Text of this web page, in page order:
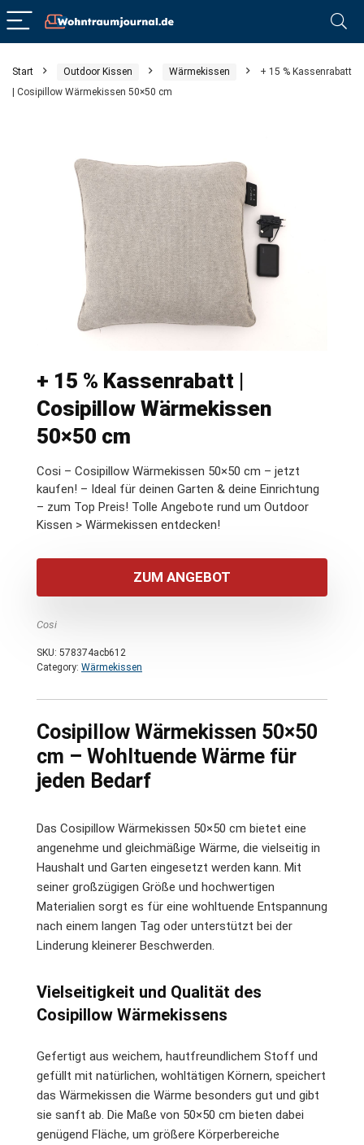
Start Outdoor Kissen Wärmekissen
+ 15 % Kassenrabatt
| Cosipillow Wärmekissen 50×50 cm
+ 15 % Kassenrabatt |
Cosipillow Wärmekissen
50×50 cm
Cosi – Cosipillow Wärmekissen 50×50 cm – jetzt
kaufen! – Ideal für deinen Garten & deine Einrichtung
– zum Top Preis! Tolle Angebote rund um Outdoor
Kissen > Wärmekissen entdecken!
ZUM ANGEBOT
Cosi
SKU: 578374acb612
Category: Wärmekissen
Cosipillow Wärmekissen 50×50
cm – Wohltuende Wärme für
jeden Bedarf
Das Cosipillow Wärmekissen 50×50 cm bietet eine
angenehme und gleichmäßige Wärme, die vielseitig in
Haushalt und Garten eingesetzt werden kann. Mit
seiner großzügigen Größe und hochwertigen
Materialien sorgt es für eine wohltuende Entspannung
nach einem langen Tag oder unterstützt bei der
Linderung kleinerer Beschwerden.
Vielseitigkeit und Qualität des
Cosipillow Wärmekissens
Gefertigt aus weichem, hautfreundlichem Stoff und
gefüllt mit natürlichen, wohltätigen Körnern, speichert
das Wärmekissen die Wärme besonders gut und gibt
sie sanft ab. Die Maße von 50×50 cm bieten dabei
genügend Fläche, um größere Körperbereiche